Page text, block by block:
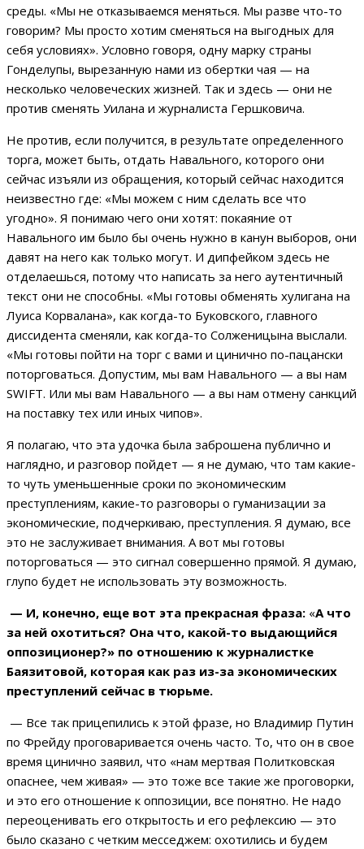
среды. «Мы не отказываемся меняться. Мы разве что-то
говорим? Мы просто хотим сменяться на выгодных для
себя условиях». Условно говоря, одну марку страны
Гонделупы, вырезанную нами из обертки чая — на
несколько человеческих жизней. Так и здесь — они не
против сменять Уилана и журналиста Гершковича.
Не против, если получится, в результате определенного
торга, может быть, отдать Навального, которого они
сейчас изъяли из обращения, который сейчас находится
неизвестно где: «Мы можем с ним сделать все что
угодно». Я понимаю чего они хотят: покаяние от
Навального им было бы очень нужно в канун выборов, они
давят на него как только могут. И дипфейком здесь не
отделаешься, потому что написать за него аутентичный
текст они не способны. «Мы готовы обменять хулигана на
Луиса Корвалана», как когда-то Буковского, главного
диссидента сменяли, как когда-то Солженицына выслали.
«Мы готовы пойти на торг с вами и цинично по-пацански
поторговаться. Допустим, мы вам Навального — а вы нам
SWIFT. Или мы вам Навального — а вы нам отмену санкций
на поставку тех или иных чипов».
Я полагаю, что эта удочка была заброшена публично и
наглядно, и разговор пойдет — я не думаю, что там какие-
то чуть уменьшенные сроки по экономическим
преступлениям, какие-то разговоры о гуманизации за
экономические, подчеркиваю, преступления. Я думаю, все
это не заслуживает внимания. А вот мы готовы
поторговаться — это сигнал совершенно прямой. Я думаю,
глупо будет не использовать эту возможность.
— И, конечно, еще вот эта прекрасная фраза: «А что
за ней охотиться? Она что, какой-то выдающийся
оппозиционер?» по отношению к журналистке
Баязитовой, которая как раз из-за экономических
преступлений сейчас в тюрьме.
— Все так прицепились к этой фразе, но Владимир Путин
по Фрейду проговаривается очень часто. То, что он в свое
время цинично заявил, что «нам мертвая Политковская
опаснее, чем живая» — это тоже все такие же проговорки,
и это его отношение к оппозиции, все понятно. Не надо
переоценивать его открытость и его рефлексию — это
было сказано с четким месседжем: охотились и будем